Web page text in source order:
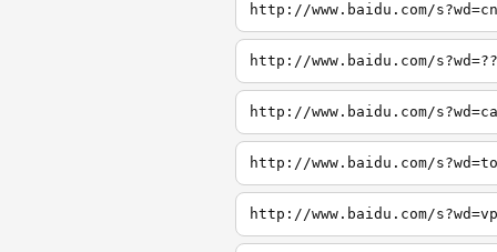
http://www.baidu.com/
http://www.baidu.com/
http://www.baidu.com/
http://www.baidu.com/
http://www.baidu.com/